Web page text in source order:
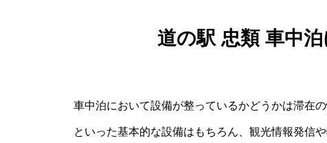
道の駅 忠類 車中
車中泊において設備が整っているかどうかは滞在
といった基本的な設備はもちろん、観光情報発信